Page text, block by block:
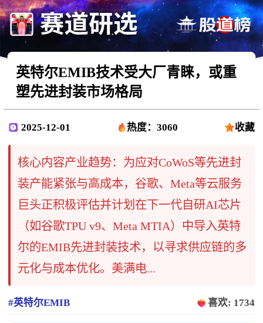
英特尔EMIB技术受大厂青睐，或重
塑先进封装市场格局
2025-12-01 热度：3060 收藏
核心内容产业趋势：为应对CoWoS等先进封
装产能紧张与高成本，谷歌、Meta等云服务
巨头正积极评估并计划在下一代自研AI芯片
（如谷歌TPU v9、Meta MTIA）中导入英特
尔的EMIB先进封装技术，以寻求供应链的多
元化与成本优化。美满电...
#英特尔EMIB 喜欢: 1734